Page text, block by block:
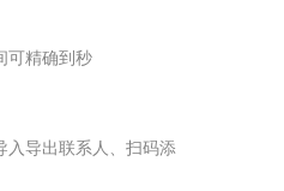
可精确到秒
入导出联系人、扫码添